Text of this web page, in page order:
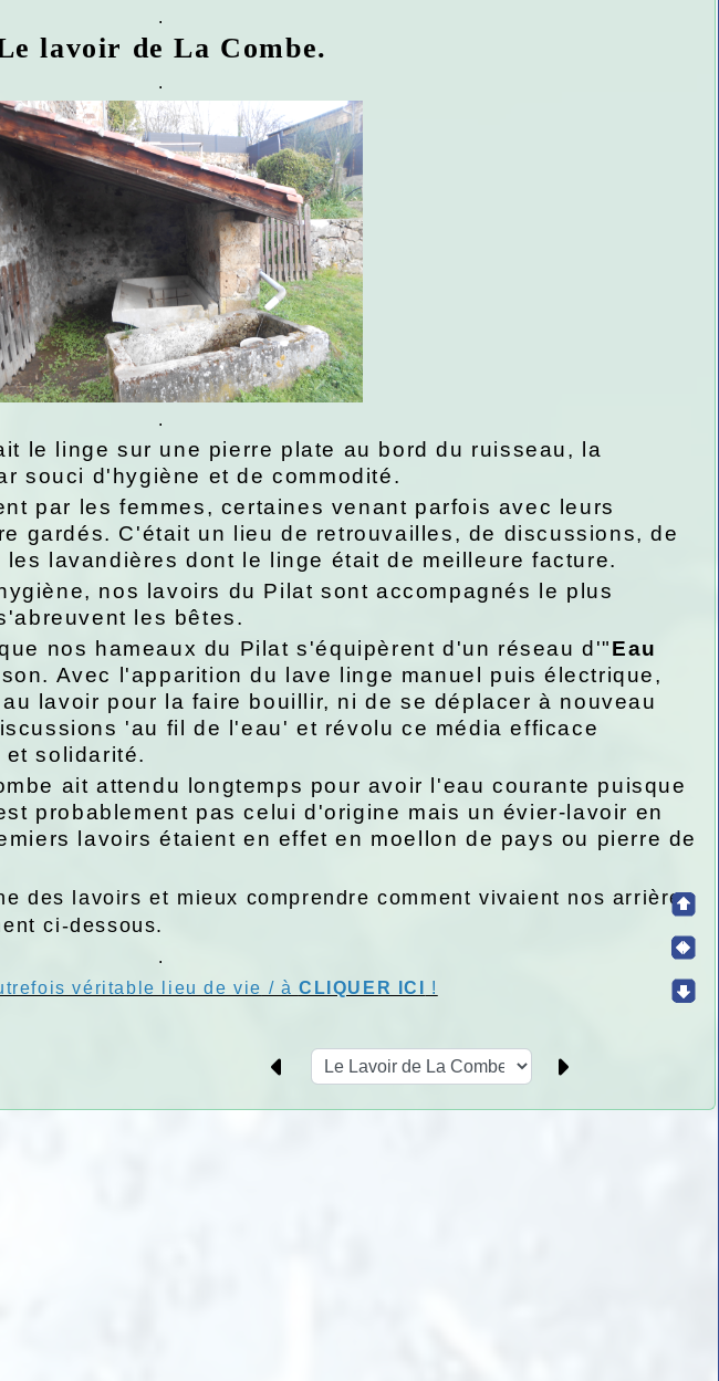
.
lavoir de La Combe.
.
.
le linge sur une pierre plate au bord du ruisseau, la
souci d'hygiène et de commodité.
par les femmes, certaines venant parfois avec leurs
gardés. C'était un lieu de retrouvailles, de discussions, de
lavandières dont le linge était de meilleure facture.
nos lavoirs du Pilat sont accompagnés le plus
les bêtes.
nos hameaux du Pilat s'équipèrent d'un réseau d'"Eau
Avec l'apparition du lave linge manuel puis électrique,
lavoir pour la faire bouillir, ni de se déplacer à nouveau
'au fil de l'eau' et révolu ce média efficace
solidarité.
ait attendu longtemps pour avoir l'eau courante puisque
probablement pas celui d'origine mais un évier-lavoir en
lavoirs étaient en effet en moellon de pays ou pierre de
des lavoirs et mieux comprendre comment vivaient nos arrières
ci-dessous.
.
véritable lieu de vie / à CLIQUER ICI !